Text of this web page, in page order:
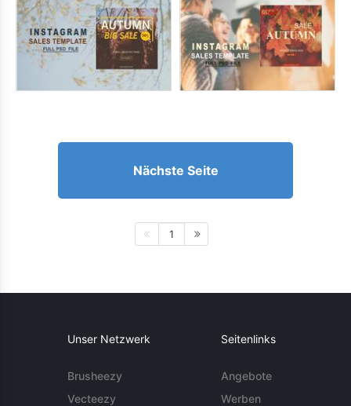
Nächste Seite
1
Unser Netzwerk
Brusheezy
Vecteezy
Seitenlinks
Angebote
Werben